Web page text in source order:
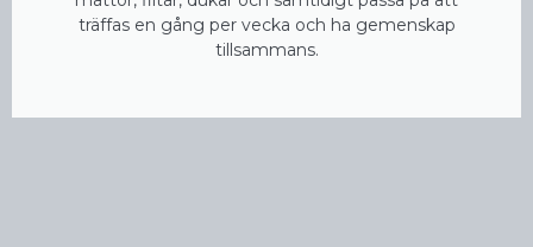
träffas en gång per vecka och ha gemenskap
tillsammans.